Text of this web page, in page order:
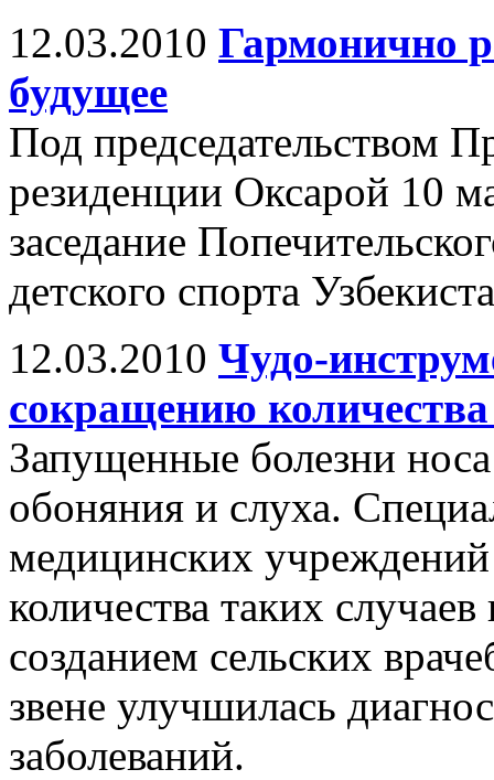
12.03.2010 Гармонично
будущее
Под председательством
резиденции Оксарой 10
заседание
детского спорта
12.03.2010 Чудо-
сокращению
Запущенные болезни
обоняния и слуха.
медицинских
количества таких
созданием сельских
звене улучшилась
заболеваний.